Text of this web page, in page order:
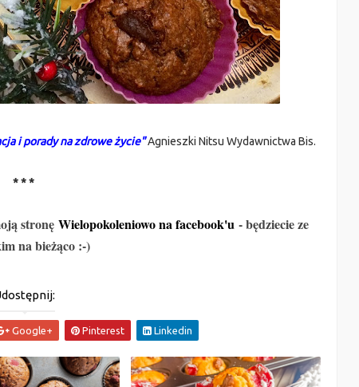
i porady na zdrowe życie"Agnieszki Nitsu Wydawnictwa Bis.
* * *
stronę Wielopokoleniowo na facebook'u - będziecie ze
na bieżąco :-)
Google+ Pinterest Linkedin